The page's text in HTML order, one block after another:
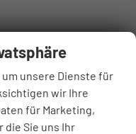
unsere Dienste für
wir Ihre
für Marketing,
die Sie uns Ihr